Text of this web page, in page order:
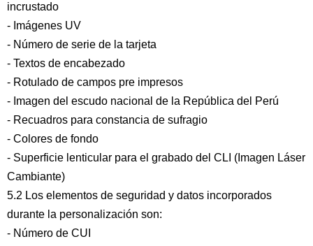
incrustado
- Imágenes UV
- Número de serie de la tarjeta
- Textos de encabezado
- Rotulado de campos pre impresos
- Imagen del escudo nacional de la República del Perú
- Recuadros para constancia de sufragio
- Colores de fondo
- Superficie lenticular para el grabado del CLI (Imagen Láser
Cambiante)
5.2 Los elementos de seguridad y datos incorporados
durante la personalización son:
- Número de CUI